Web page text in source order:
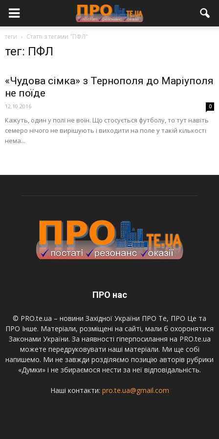
теги Статті з тегами "ПФЛ"
тег: ПФЛ
«Чудова сімка» з Тернополя до Маріуполя
не поїде
12.10.2016 0
Кажуть, один у полі не воїн. Що стосується футболу, то тут навіть
семеро нічого не вирішують і виходити на поле у такій кількості
нема...
ПРО нас
© PRO.te.ua – новини Західної України ПРО Те, ПРО Це та
ПРО Інше. Матеріали, розміщені на сайті, мали б охоронятися
Законами України. За наявності гіперпосилання на PRO.te.ua
можете передруковувати наші матеріали. Ми ще собі
напишемо. Ми не завжди розділяємо позицію авторів рубрики
«Думки» і не збираємося нести за неї відповідальність.
Наші контакти: pro.te.ua@gmail.com